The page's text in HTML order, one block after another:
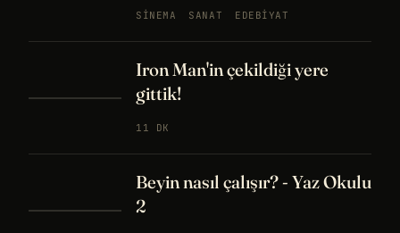
SINEMA SANAT EDEBIYAT
Iron Man'in çekildiği yere
gittik!
11 DK
Beyin nasıl çalışır? - Yaz Okulu
2